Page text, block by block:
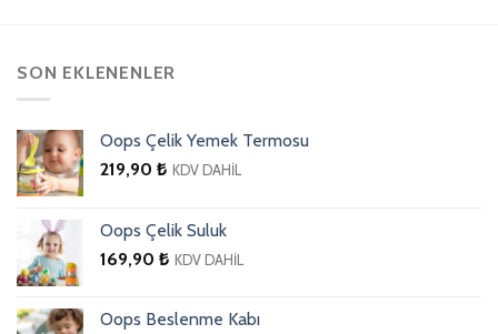
SON EKLENENLER
Oops Çelik Yemek Termosu
219,90 ₺ KDV DAHİL
Oops Çelik Suluk
169,90 ₺ KDV DAHİL
Oops Beslenme Kabı